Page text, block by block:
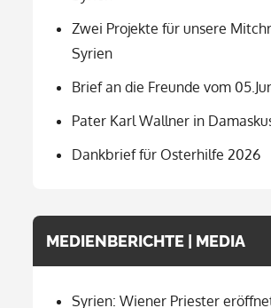
Zwei Projekte für unsere
Syrien
Brief an die Freunde vom
Pater Karl Wallner in
Dankbrief für Osterhilfe 2026
MEDIENBERICHTE | MEDIA
Syrien: Wiener Priester